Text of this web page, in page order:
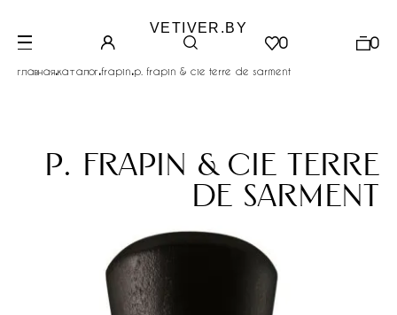
VETIVER.BY
0 0
главная.каталог.frapin.p. frapin & cie terre de sarment
p. frapin & cie terre
de sarment